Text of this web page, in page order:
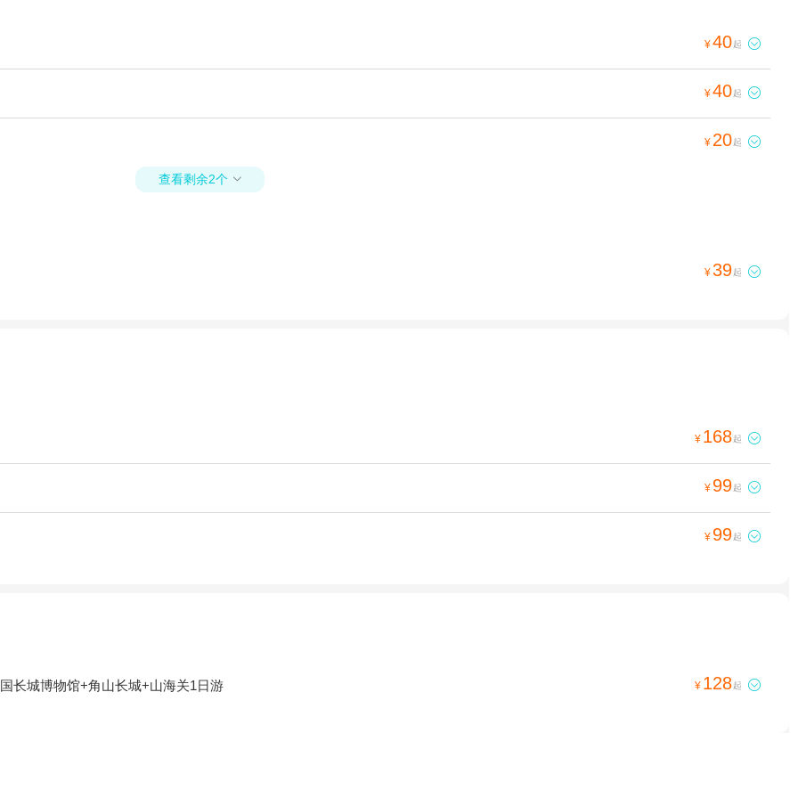
¥40起 
¥40起 
¥ 20起 
查看剩余2个 
¥39起 
¥ 168起 
¥ 99起 
¥ 99起 
长城博物馆+角山长城+山海关1日游 ¥ 128起 